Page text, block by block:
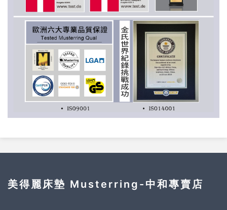
美得麗床墊 Musterring-中和專賣店